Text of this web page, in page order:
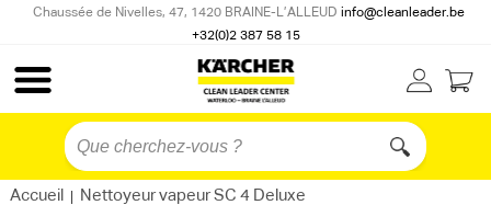
Chaussée de Nivelles, 47, 1420 BRAINE-L’ALLEUD info@cleanleader.be
+32(0)2 387 58 15
Accueil | Nettoyeur vapeur SC 4 Deluxe